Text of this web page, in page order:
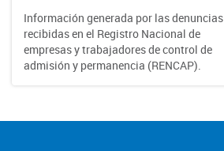
Información generada por las denuncias
recibidas en el Registro Nacional de
empresas y trabajadores de control de
admisión y permanencia (RENCAP).